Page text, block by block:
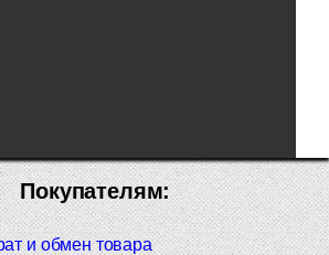
Покупателям:
и обмен товара